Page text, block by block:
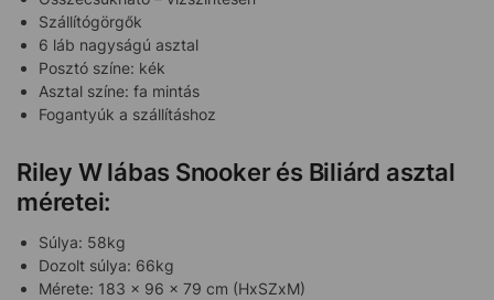
Szállítógörgők
6 láb nagyságú asztal
Posztó színe: kék
Asztal színe: fa mintás
Fogantyúk a szállításhoz
Riley W lábas Snooker és Biliárd asztal
méretei:
Súlya: 58kg
Dozolt súlya: 66kg
Mérete: 183 x 96 x 79 cm (HxSZxM)